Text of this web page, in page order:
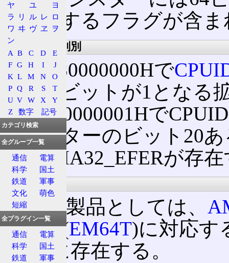
能に関するフラグが含
機能の有無判別
EAX=80000000Hで
最上位ビットが1となる
EAX=80000001Hで
レジスターのビット20
MSRにIA32_EFERが存
対応製品
実際の製品としては、
Intel 64(EM64T)に対応す
以降に存在する。
ヤ
ユ
ヨ
ラ
リ ル レ ロ
ワ ヰ ヴ ヱ
ヲ
ン
A B C D
E
F G H I
J
K L M N
O
P Q R S
T
U V W X
Y
Z
数字 記号
カテゴリ検索
全グループ一覧
通信
電算
科学
国土
鉄道
軍事
文化
萌色
短縮
全プラグイン一覧
通信
電算
科学
国土
鉄道
軍事